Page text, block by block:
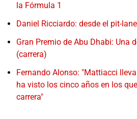
la Fórmula 1
Daniel Ricciardo: desde el pit-
Gran Premio de Abu Dhabi: Una
(carrera)
Fernando Alonso: "Mattiacci
ha visto los cinco años en los
carrera"